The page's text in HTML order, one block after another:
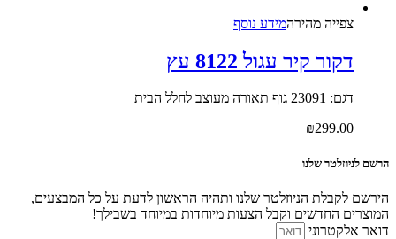
צפייה‬ ‫מהירה‬מידע נוסף
דקור קיר עגול 8122 עץ
דגם: 23091 גוף תאורה מעוצב לחלל הבית
₪299.00
הרשם לניוזלטר שלנו
הירשם לקבלת הניוזלטר שלנו ותהיה הראשון לדעת על כל המבצעים,
המוצרים החדשים וקבל הצעות מיוחדות במיוחד בשבילך!
דואר אלקטרוני